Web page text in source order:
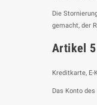
Die
gemacht, der
Artikel
Kreditkarte, E-
Das Konto